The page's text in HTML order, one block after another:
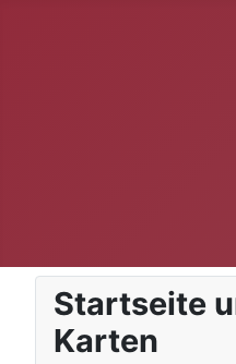
Startseite
Karten